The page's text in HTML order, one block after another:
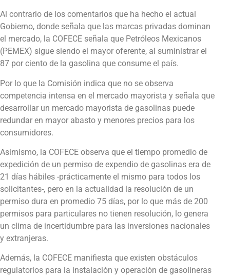
Al contrario de los comentarios que ha hecho el actual
Gobierno, donde señala que las marcas privadas dominan
el mercado, la COFECE señala que Petróleos Mexicanos
(PEMEX) sigue siendo el mayor oferente, al suministrar el
87 por ciento de la gasolina que consume el país.
Por lo que la Comisión indica que no se observa
competencia intensa en el mercado mayorista y señala que
desarrollar un mercado mayorista de gasolinas puede
redundar en mayor abasto y menores precios para los
consumidores.
Asimismo, la COFECE observa que el tiempo promedio de
expedición de un permiso de expendio de gasolinas era de
21 días hábiles -prácticamente el mismo para todos los
solicitantes-, pero en la actualidad la resolución de un
permiso dura en promedio 75 días, por lo que más de 200
permisos para particulares no tienen resolución, lo genera
un clima de incertidumbre para las inversiones nacionales
y extranjeras.
Además, la COFECE manifiesta que existen obstáculos
regulatorios para la instalación y operación de gasolineras